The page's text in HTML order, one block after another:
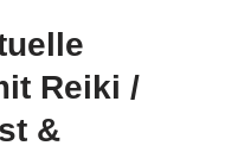
Reiki /
&